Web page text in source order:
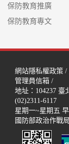
保防教育推廣
保防教育專文
網站隱私權政策 /
管理員信箱 /
地址：104237 臺
(02)2311-6117
星期一~星期五
國防部政治作戰